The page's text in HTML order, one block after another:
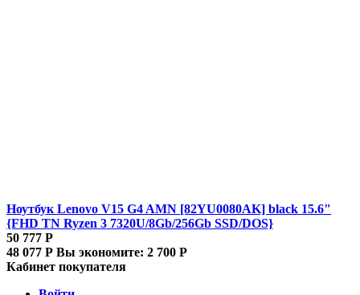
Ноутбук Lenovo V15 G4 AMN [82YU0080AK] black 15.6"
{FHD TN Ryzen 3 7320U/8Gb/256Gb SSD/DOS}
50 777 Р
48 077 Р Вы экономите: 2 700 Р
Кабинет покупателя